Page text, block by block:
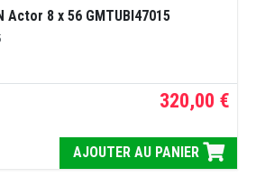
Actor 8 x 56 GMTUBI47015
320,00 €
AJOUTER AU PANIER